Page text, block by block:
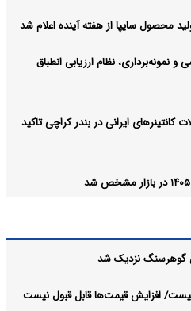
محصول سایپا از هفته آینده اعلام شد
نمونه‌برداری، نظام ارزیابی انطباق
ایرانی در بندر کراچی تاکید
آرشیو
گوهرسنگ نزدیک شد
افزایش قیمت‌ها قابل قبول نیست